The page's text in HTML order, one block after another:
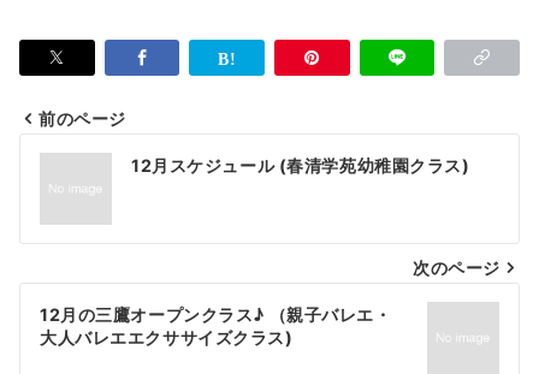
投
ナ
ビ
ゲ
ー
前のページ
12月スケジュール (春清学苑幼稚園クラス)
次のページ
12月の三鷹オープンクラス♪ （親子バレエ・
大人バレエエクササイズクラス)